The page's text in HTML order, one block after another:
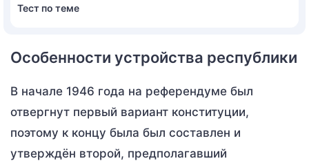
Тест по теме
Особенности устройства республики
В начале 1946 года на референдуме был
отвергнут первый вариант конституции,
поэтому к концу была был составлен и
утверждён второй, предполагавший